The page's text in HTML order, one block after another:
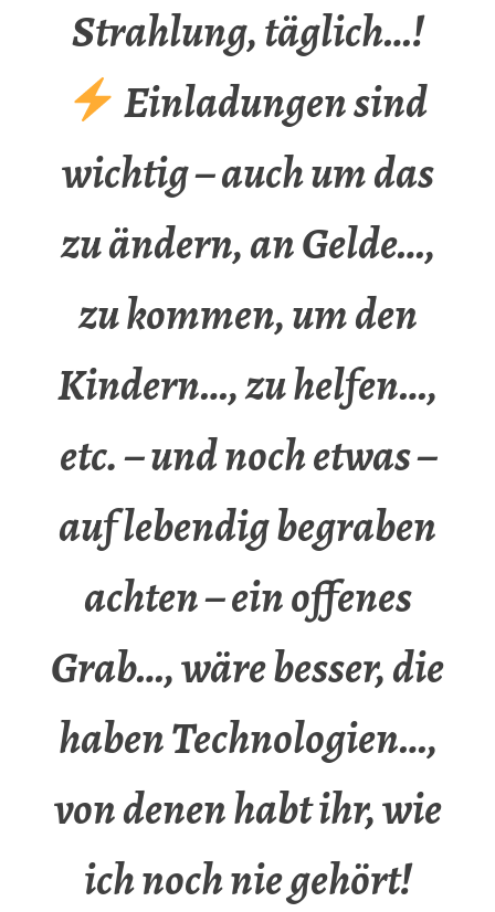
Strahlung, täglich…!
Einladungen sind
wichtig – auch um das
zu ändern, an Gelde…,
zu kommen, um den
Kindern…, zu helfen…,
etc. – und noch etwas –
auf lebendig begraben
achten – ein offenes
Grab…, wäre besser, die
haben Technologien…,
von denen habt ihr, wie
ich noch nie gehört!